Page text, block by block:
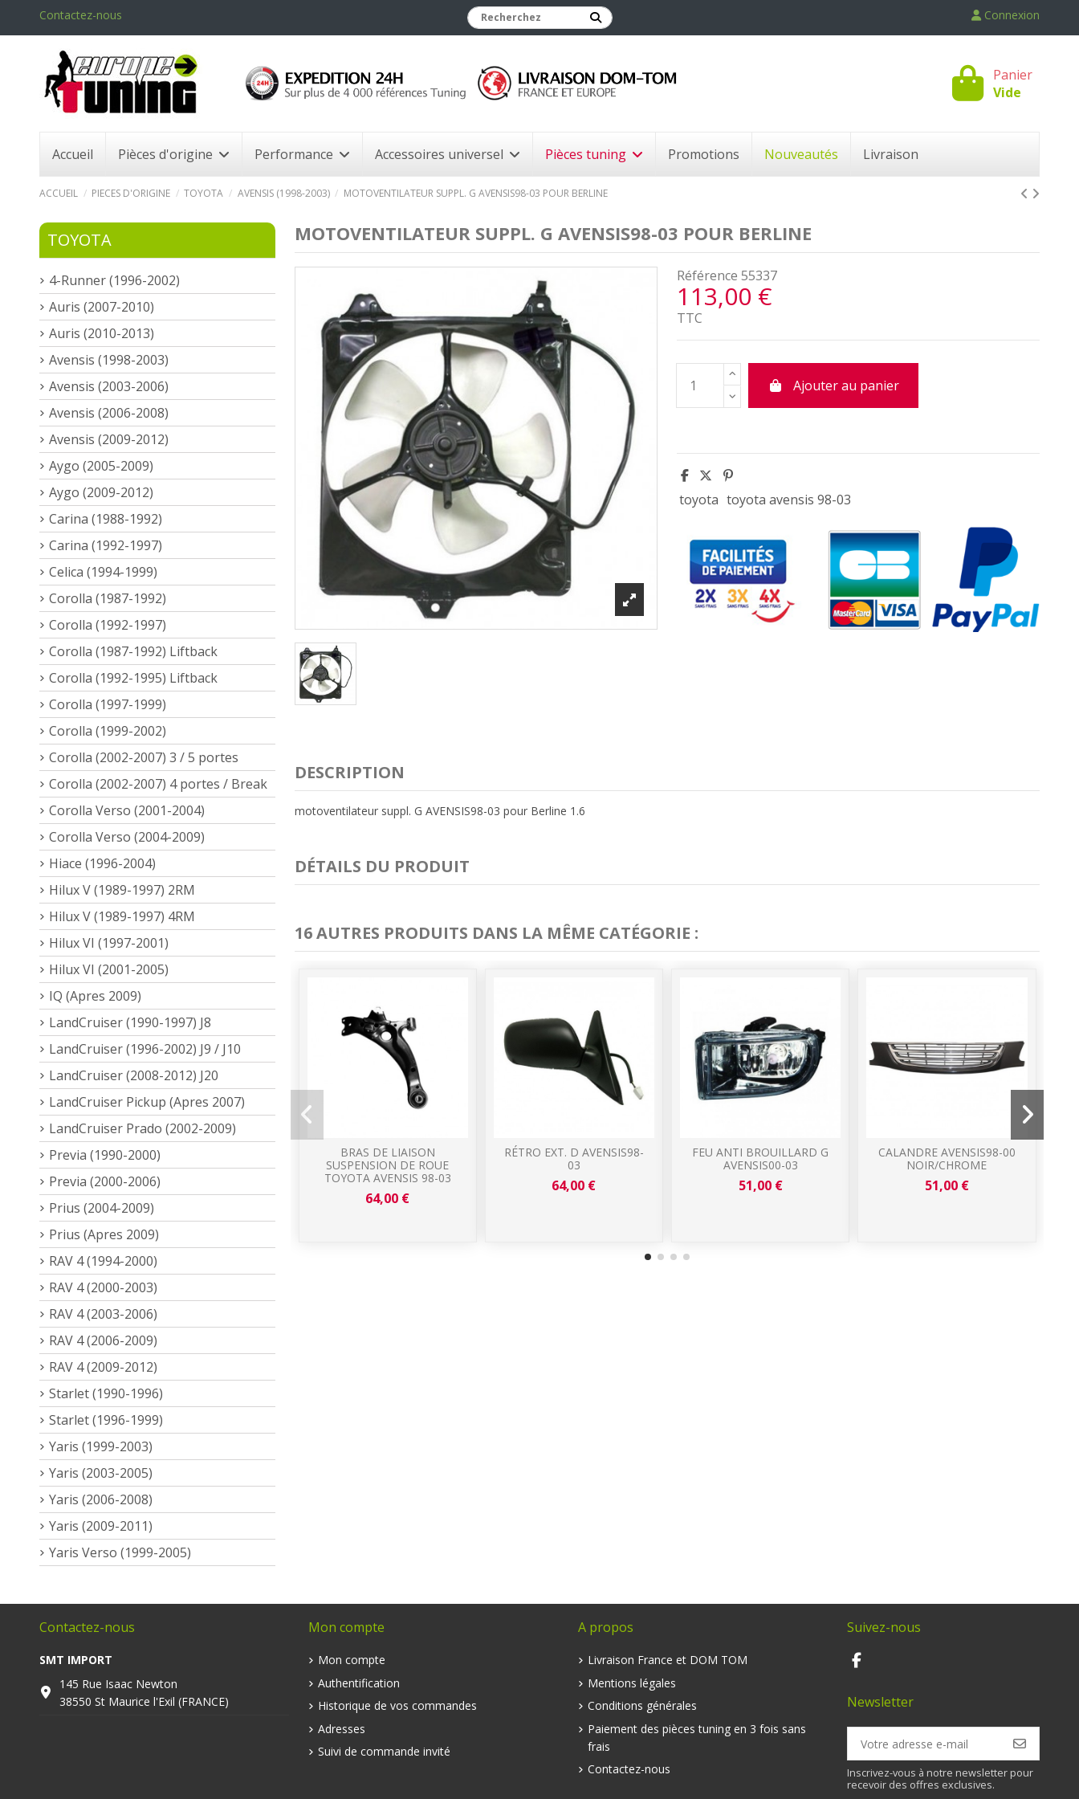
Contactez-nous Connexion
Panier
Vide
Accueil Pièces d'origine Performance Accessoires universel Pièces tuning Promotions Nouveautés Livraison
ACCUEIL PIECES D'ORIGINE TOYOTA AVENSIS (1998-2003) MOTOVENTILATEUR SUPPL. G AVENSIS98-03 POUR BERLINE
MOTOVENTILATEUR SUPPL. G AVENSIS98-03 POUR BERLINE
Référence 55337
113,00 €
TTC
Ajouter au panier
toyota toyota avensis 98-03
DESCRIPTION
motoventilateur suppl. G AVENSIS98-03 pour Berline 1.6
DÉTAILS DU PRODUIT
16 AUTRES PRODUITS DANS LA MÊME CATÉGORIE :
BRAS DE LIAISON
SUSPENSION DE ROUE
TOYOTA AVENSIS 98-03
64,00 €
RÉTRO EXT. D AVENSIS98-
03
64,00 €
FEU ANTI BROUILLARD G
AVENSIS00-03
51,00 €
CALANDRE AVENSIS98-00
NOIR/CHROME
51,00 €
TOYOTA
4-Runner (1996-2002)
Auris (2007-2010)
Auris (2010-2013)
Avensis (1998-2003)
Avensis (2003-2006)
Avensis (2006-2008)
Avensis (2009-2012)
Aygo (2005-2009)
Aygo (2009-2012)
Carina (1988-1992)
Carina (1992-1997)
Celica (1994-1999)
Corolla (1987-1992)
Corolla (1992-1997)
Corolla (1987-1992) Liftback
Corolla (1992-1995) Liftback
Corolla (1997-1999)
Corolla (1999-2002)
Corolla (2002-2007) 3 / 5 portes
Corolla (2002-2007) 4 portes / Break
Corolla Verso (2001-2004)
Corolla Verso (2004-2009)
Hiace (1996-2004)
Hilux V (1989-1997) 2RM
Hilux V (1989-1997) 4RM
Hilux VI (1997-2001)
Hilux VI (2001-2005)
IQ (Apres 2009)
LandCruiser (1990-1997) J8
LandCruiser (1996-2002) J9 / J10
LandCruiser (2008-2012) J20
LandCruiser Pickup (Apres 2007)
LandCruiser Prado (2002-2009)
Previa (1990-2000)
Previa (2000-2006)
Prius (2004-2009)
Prius (Apres 2009)
RAV 4 (1994-2000)
RAV 4 (2000-2003)
RAV 4 (2003-2006)
RAV 4 (2006-2009)
RAV 4 (2009-2012)
Starlet (1990-1996)
Starlet (1996-1999)
Yaris (1999-2003)
Yaris (2003-2005)
Yaris (2006-2008)
Yaris (2009-2011)
Yaris Verso (1999-2005)
Contactez-nous
SMT IMPORT
145 Rue Isaac Newton
38550 St Maurice l'Exil (FRANCE)
Mon compte
Mon compte
Authentification
Historique de vos commandes
Adresses
Suivi de commande invité
A propos
Livraison France et DOM TOM
Mentions légales
Conditions générales
Paiement des pièces tuning en 3 fois sans
frais
Contactez-nous
Suivez-nous
Newsletter
Inscrivez-vous à notre newsletter pour
recevoir des offres exclusives.